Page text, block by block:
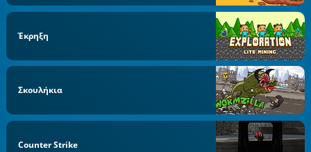
Έκρηξη
Σκουλήκια
Counter Strike